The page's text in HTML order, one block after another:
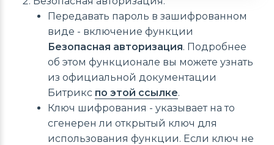
Передавать пароль в зашифрованном
виде - включение функции
Безопасная авторизация. Подробнее
об этом функционале вы можете узнать
из официальной документации
Битрикс по этой ссылке.
Ключ шифрования - указывает на то
сгенерен ли открытый ключ для
использования функции. Если ключ не